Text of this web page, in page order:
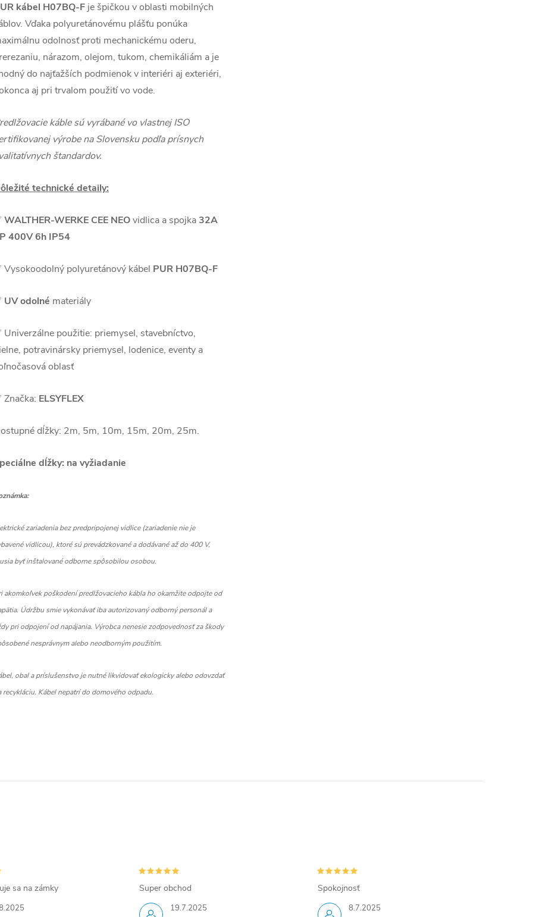
kábel H07BQ-F je špičkou v oblasti mobilných
Vďaka polyuretánovému plášťu ponúka
odolnosť proti mechanickému oderu,
nárazom, olejom, tukom, chemikáliám a je
do najťažších podmienok v interiéri aj exteriéri,
aj pri trvalom použití vo vode.
káble sú vyrábané vo vlastnej ISO
výrobe na Slovensku podľa prísnych
štandardov.
technické detaily:
WALTHER-WERKE CEE NEOvidlica a spojka32A
400V 6h IP54
Vysokoodolný polyuretánový kábel PUR H07BQ-F
UV odolné materiály
Univerzálne použitie: priemysel, stavebníctvo,
potravinársky priemysel, lodenice, eventy a
oblasť
Značka: ELSYFLEX
dĺžky: 2m, 5m, 10m, 15m, 20m, 25m.
dĺžky: na vyžiadanie
zariadenia bez predpripojenej vidlice (zariadenie nie je
vidlicou), ktoré sú prevádzkované a dodávané až do 400 V,
byť inštalované odborne spôsobilou osobou.
akomkoľvek poškodení predlžovacieho kábla ho okamžite odpojte od
Údržbu smie vykonávať iba autorizovaný odborný personál a
pri odpojení od napájania. Výrobca nenesie zodpovednosť za škody
nesprávnym alebo neodborným použitím.
obal a príslušenstvo je nutné likvidovať ekologicky alebo odovzdať
recykláciu. Kábel nepatrí do domového odpadu.
sa na zámky
19.7.2025
Super obchod
8.7.2025
Spokojnosť